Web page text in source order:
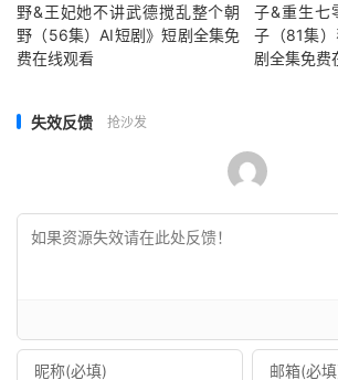
野&王妃她不讲武德搅乱整个朝
野（56集）AI短剧》短剧全集免
费在线观看
子&重生七
子（81集
剧全集免费
失效反馈 抢沙发